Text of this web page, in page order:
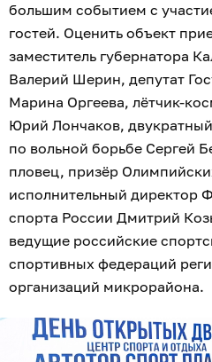
большим событием с
гостей. Оценить объект
заместитель губернатора
Валерий Шерин, депутат
Марина Оргеева, лётчик-
Юрий Лончаков,
по вольной борьбе Сергей
пловец, призёр
исполнительный директор
спорта России Дмитрий
ведущие российские
спортивных федераций
организаций микрорайона.